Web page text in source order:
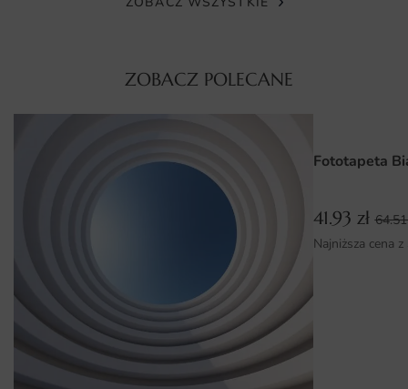
Wymiary na miarę i łatwy montaż
Fototapeta Tropikalny Kwiat 3 dostępna jest w różnych
przestrzeni. Niezależnie od tego, czy potrzebujesz
mniejszych fragmentów do akcentu, czy dużej tapety na
całą ścianę, mamy coś dla Ciebie. Montaż fototapety jest
niezwykle prosty i szybki, nawet dla osób, które nie mają
doświadczenia w podobnych pracach. Dzięki intuicyjnej
instrukcji, samodzielnie stworzysz wspaniałą aranżację w
kilka chwil.
Dlaczego warto wybrać tę fototapetę
Unikalny design, który wyróżnia Twoje wnętrze.
ZOBACZ POLECANE
Fototapeta
41.93 zł
Najniższa cena